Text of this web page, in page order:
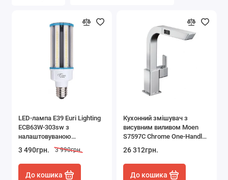
LED-лампа E39 Euri Lighting
ECB63W-303sw з
налаштовуваною
потужністю 63/54/36 W
3000/4000/5000K
3 490грн. 3 990грн.
До кошика
Кухонний змішувач з
висувним виливом Moen
S7597C Chrome One-Handle
Faucet, Хром
26 312грн.
До кошика